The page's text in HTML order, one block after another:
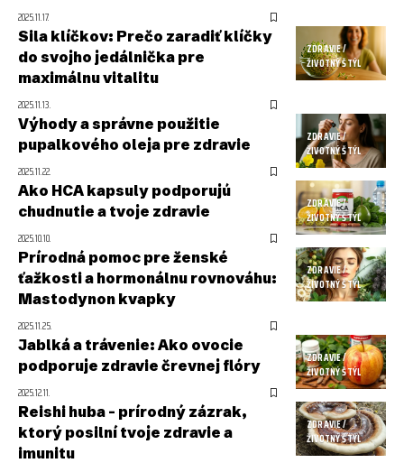
2025.11.17.
ZDRAVIE /
ŽIVOTNÝ ŠTÝL
Sila klíčkov: Prečo zaradiť klíčky
do svojho jedálnička pre
maximálnu vitalitu
2025.11.13.
ZDRAVIE /
ŽIVOTNÝ ŠTÝL
Výhody a správne použitie
pupalkového oleja pre zdravie
2025.11.22.
ZDRAVIE /
ŽIVOTNÝ ŠTÝL
Ako HCA kapsuly podporujú
chudnutie a tvoje zdravie
2025.10.10.
ZDRAVIE /
ŽIVOTNÝ ŠTÝL
Prírodná pomoc pre ženské
ťažkosti a hormonálnu rovnováhu:
Mastodynon kvapky
2025.11.25.
ZDRAVIE /
ŽIVOTNÝ ŠTÝL
Jablká a trávenie: Ako ovocie
podporuje zdravie črevnej flóry
2025.12.11.
ZDRAVIE /
ŽIVOTNÝ ŠTÝL
Reishi huba – prírodný zázrak,
ktorý posilní tvoje zdravie a
imunitu